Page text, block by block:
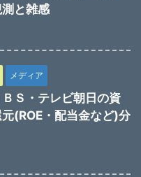
と雑感
メディア
Ｓ・テレビ朝日の資
(ROE・配当金など)分